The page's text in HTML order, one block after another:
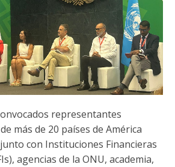
representantes
más de 20 países de América
con Instituciones Financieras
agencias de la ONU, academia,